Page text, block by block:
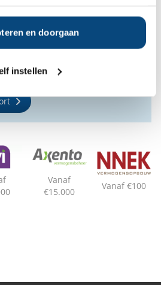
en doorgaan
instellen
vrijblijvend een
e-mail ontvangt u
Vanaf
€15.000
Vanaf €100